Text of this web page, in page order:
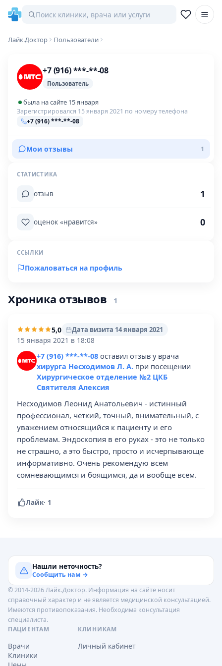
Лайк.Доктор Пользователи
+7 (916) ***-**-08
Пользователь
была на сайте 15 января
Зарегистрировался 15 января 2021 по номеру телефона
+7 (916) ***-**-08
Мои отзывы 1
СТАТИСТИКА
отзыв 1
оценок «нравится» 0
ССЫЛКИ
Пожаловаться на профиль
Хроника отзывов 1
5,0
Дата визита 14 января 2021
15 января 2021 в 18:08
+7 (916) ***-**-08 оставил отзыв у врача
хирурга Несходимов Л. А. при посещении
Хирургическое отделение №2 ЦКБ
Святителя Алексия
Несходимов Леонид Анатольевич - истинный
профессионал, четкий, точный, внимательный, с
уважением относящийся к пациенту и его
проблемам. Эндоскопия в его руках - это не только
не страшно, а это быстро, просто и исчерпывающе
информативно. Очень рекомендую всем
сомневающимся и боящимся, да и вообще всем.
Лайк· 1
Нашли неточность?
Сообщить нам →
© 2014-2026 Лайк.Доктор. Информация на сайте носит
справочный характер и не является медицинской консультацией.
Имеются противопоказания. Необходима консультация
специалиста.
ПАЦИЕНТАМ
Врачи
Клиники
КЛИНИКАМ
Личный кабинет